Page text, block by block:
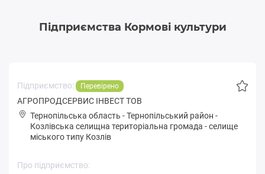
Підприємства Кормові культури
Підприємство: Перевірено
АГРОПРОДСЕРВИС ІНВЕСТ ТОВ
Тернопільська область -Тернопільський район -
Кoзлівськa селищна територіальна громада -селище
міського типу Козлів
Про підприємство: